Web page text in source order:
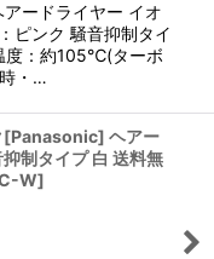
ードライヤー イオ
ピンク 騒音抑制タイ
度：約105℃(ターボ
・…
[Panasonic] ヘアー
制タイプ 白 送料無
W]